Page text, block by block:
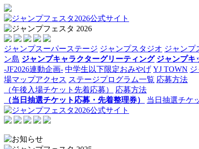
ジャンプスーパーステージ ジャンプスタジオ ジャンプ
ン島 ジャンプキャラクターグリーティング ジャンプキ
-JF2026連動企画- 中学生以下限定おみやげ YJ TOWN
場マップアクセス ステージプログラム一覧 応募方法
（午後入場チケット先着応募）
応募方法
（当日抽選チケット応募・先着整理券）
当日抽選チケ